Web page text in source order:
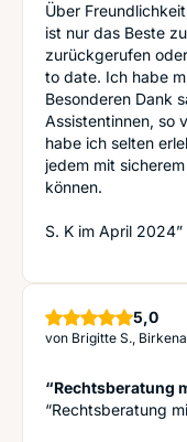
Über
ist nur das Beste
zurückgerufen
to date. Ich habe
Besonderen Dank
Assistentinnen, so
habe ich selten
jedem mit
können.
S. K im April 2024”
5,0
von Brigitte S.,
“Rechtsberatung
“Rechtsberatung